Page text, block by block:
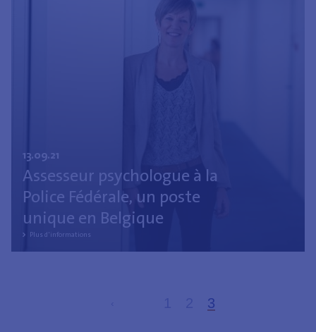
13.09.21
Assesseur psychologue à la
Police Fédérale, un poste
unique en Belgique
Plus d'informations
paginapage
3